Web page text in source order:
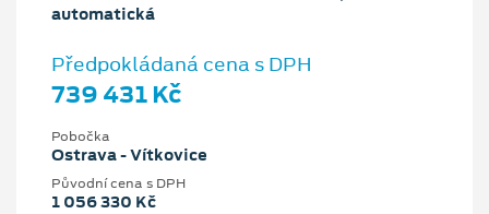
automatická
Předpokládaná cena s DPH
739 431 Kč
Pobočka
Ostrava - Vítkovice
Původní cena s DPH
1 056 330 Kč